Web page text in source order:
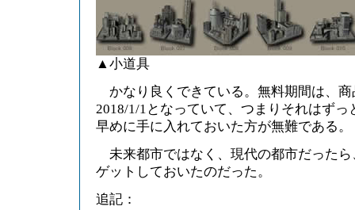
▲小道具
かなり良くできている。無料期間は、商
2018/1/1となっていて、つまりそれはず
早めに手に入れておいた方が無難である。
未来都市ではなく、現代の都市だった
ゲットしておいたのだった。
追記：